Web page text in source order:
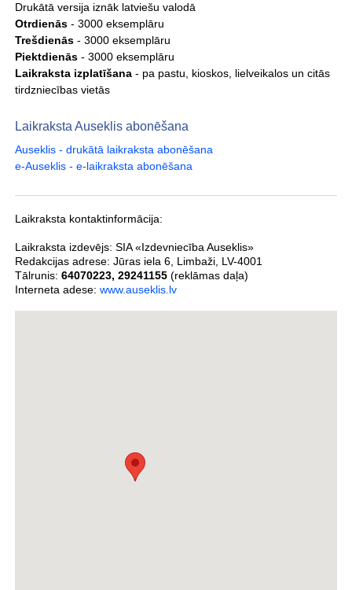
Drukātā versija iznāk latviešu valodā
Otrdienās- 3000 eksemplāru
Trešdienās- 3000 eksemplāru
Piektdienās- 3000 eksemplāru
Laikraksta izplatīšana- pa pastu, kioskos, lielveikalos un citās
tirdzniecības vietās
Laikraksta Auseklis abonēšana
Auseklis - drukātā laikraksta abonēšana
e-Auseklis - e-laikraksta abonēšana
Laikraksta kontaktinformācija:
Laikraksta izdevējs: SIA «Izdevniecība Auseklis»
Redakcijas adrese: Jūras iela 6, Limbaži, LV-4001
Tālrunis: 64070223, 29241155(reklāmas daļa)
Interneta adese: www.auseklis.lv